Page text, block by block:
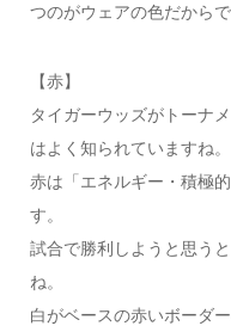
つのがウェアの色だからで
【赤】
タイガーウッズがトーナ
はよく知られていますね。
赤は「エネルギー・積極
す。
試合で勝利しようと思う
ね。
白がベースの赤いボーダ